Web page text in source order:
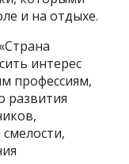
и на отдыхе.
интерес
профессиям,
развития